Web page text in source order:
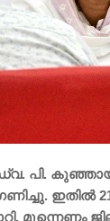
പി.
ഇതിൽ 21
മൂന്നെണ്ണം